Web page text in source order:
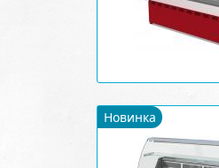
Новинка